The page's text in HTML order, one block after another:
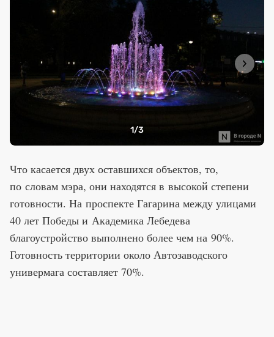
1/3
Что касается двух оставшихся объектов, то,
по словам мэра, они находятся в высокой степени
готовности. На проспекте Гагарина между улицами
40 лет Победы и Академика Лебедева
благоустройство выполнено более чем на 90%.
Готовность территории около Автозаводского
универмага составляет 70%.